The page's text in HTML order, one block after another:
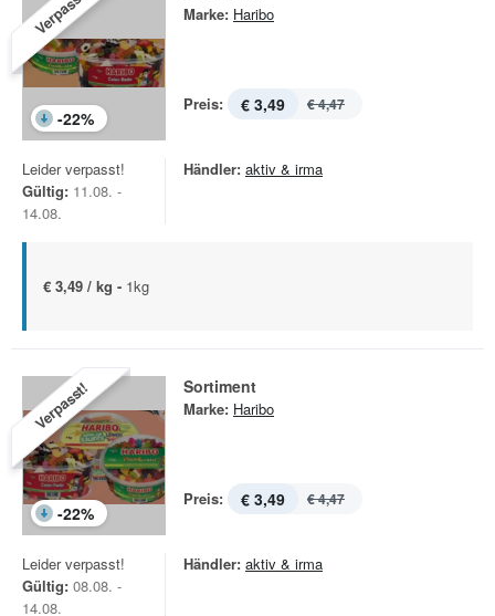
-22%
Marke: Haribo
Preis: € 3,49 € 4,47
Leider verpasst!
Gültig: 11.08. -
14.08.
Händler: aktiv & irma
€ 3,49 / kg - 1kg
Verpasst!
-22%
Sortiment
Marke: Haribo
Preis: € 3,49 € 4,47
Leider verpasst!
Gültig: 08.08. -
14.08.
Händler: aktiv & irma